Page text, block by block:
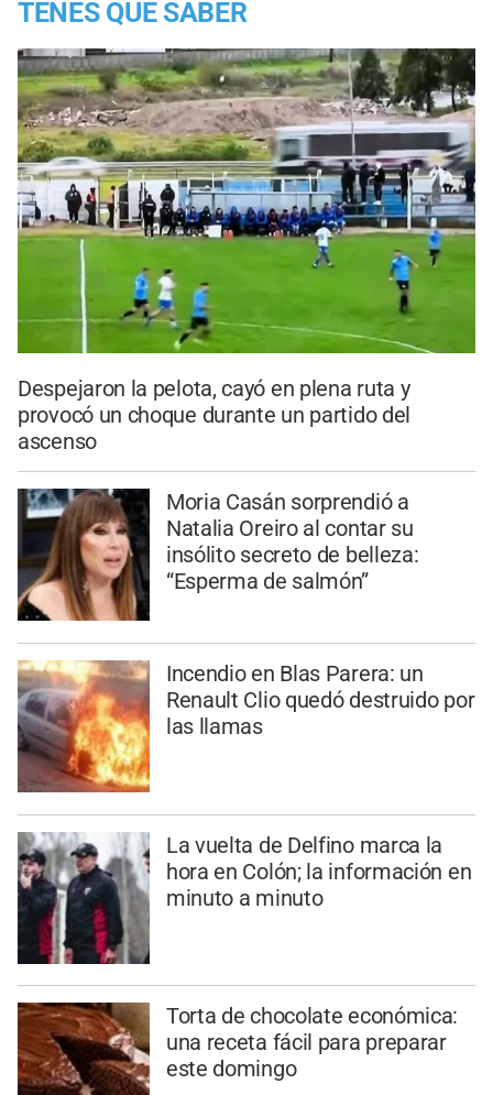
TENES QUE SABER
Despejaron la pelota, cayó en plena ruta y
provocó un choque durante un partido del
ascenso
Moria Casán sorprendió a
Natalia Oreiro al contar su
insólito secreto de belleza:
“Esperma de salmón”
Incendio en Blas Parera: un
Renault Clio quedó destruido por
las llamas
La vuelta de Delfino marca la
hora en Colón; la información en
minuto a minuto
Torta de chocolate económica:
una receta fácil para preparar
este domingo